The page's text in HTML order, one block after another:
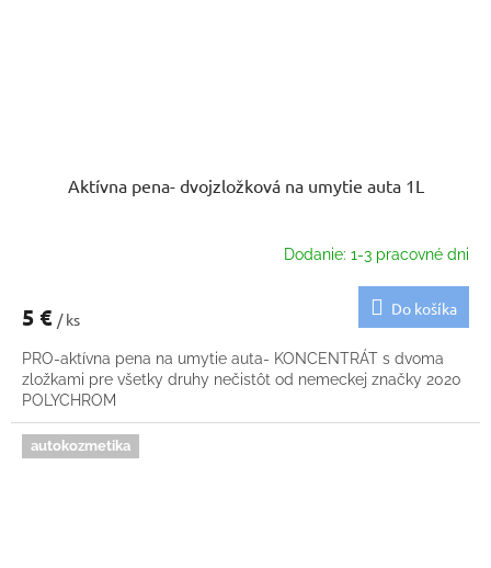
Aktívna pena- dvojzložková na umytie auta 1L
Dodanie: 1-3 pracovné dni
5 € / ks
Do košíka
PRO-aktívna pena na umytie auta- KONCENTRÁT s dvoma
zložkami pre všetky druhy nečistôt od nemeckej značky 2020
POLYCHROM
autokozmetika